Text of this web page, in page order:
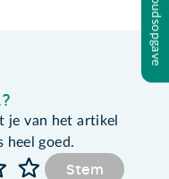
Inhoudsopgave
je van het artikel
heel goed.
Stem